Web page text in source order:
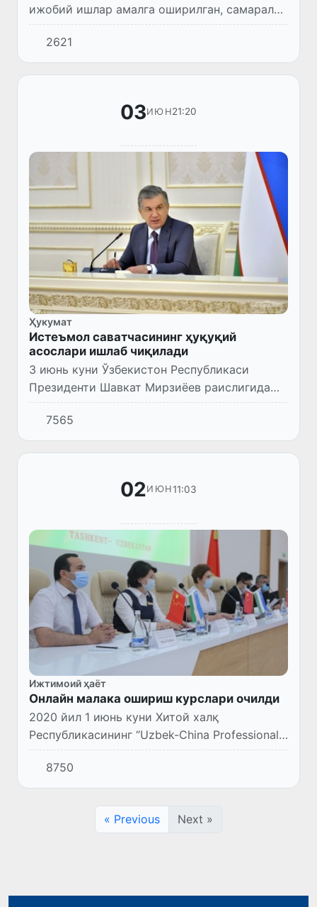
ижобий ишлар амалга оширилган, самарали
натижаларга эришилган.
2621
03ИЮН21:20
Ҳукумат
Истеъмол саватчасининг ҳуқуқий
асослари ишлаб чиқилади
3 июнь куни Ўзбекистон Республикаси
Президенти Шавкат Мирзиёев раислигида
камбағалликни қисқартириш масалалари
бўйича видеоселектор йиғилиши ўтказилди.
7565
02ИЮН11:03
Ижтимоий ҳаёт
Онлайн малака ошириш курслари очилди
2020 йил 1 июнь куни Хитой халқ
Республикасининг “Uzbek-China Professional
Training Center” ҚК МЧЖ хамкорлигида илк
пайвандлаш касби бўйича ОНЛАЙН МАЛАКА
ОШИРИШ курсларга старт бер...
8750
« Previous Next »